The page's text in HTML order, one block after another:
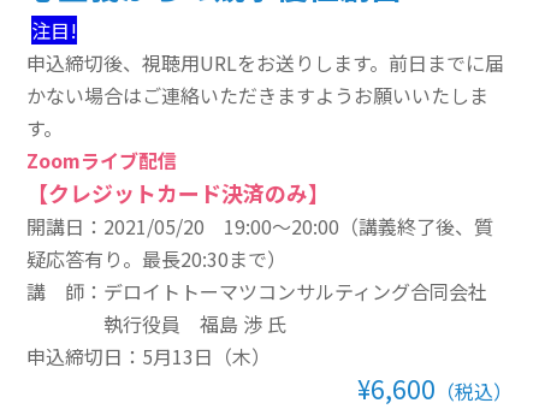
本科講座
上級講座
書籍
すべて表示 書籍
損害保険講座用テキスト
学術書
その他一般書籍
注目!
申込締切後、視聴用URLをお送りします。前日までに届
かない場合はご連絡いただきますようお願いいたしま
す。
Zoomライブ配信
【クレジットカード決済のみ】
開講日：2021/05/20 19:00～20:00（講義終了後、質
疑応答有り。最長20:30まで）
講 師： デロイトトーマツコンサルティング合同会社
執行役員 福島 渉 氏
申込締切日：5月13日（木）
¥6,600 （税込）